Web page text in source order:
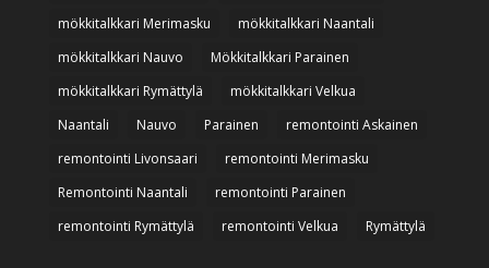
mökkitalkkari Merimasku
mökkitalkkari Naantali
mökkitalkkari Nauvo
Mökkitalkkari Parainen
mökkitalkkari Rymättylä
mökkitalkkari Velkua
Naantali
Nauvo Parainen
remontointi Askainen
remontointi Livonsaari
remontointi Merimasku
Remontointi Naantali
remontointi Parainen
remontointi Rymättylä
remontointi Velkua Rymättylä